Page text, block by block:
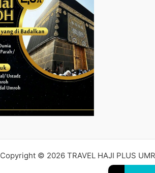
Copyright © 2026 TRAVEL HAJI PLUS